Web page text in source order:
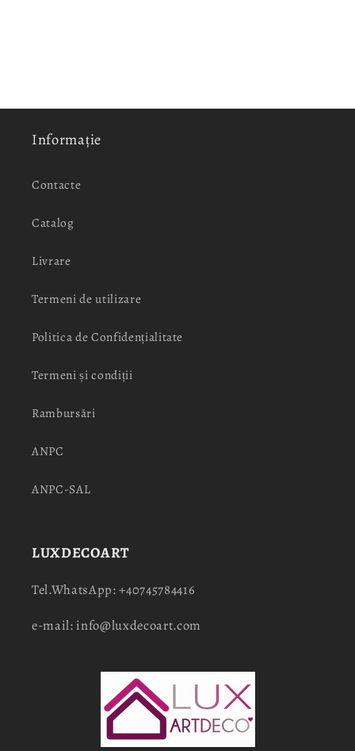
Informație
Contacte
Catalog
Livrare
Termeni de utilizare
Politica de Confidențialitate
Termeni și condiții
Rambursări
ANPC
ANPC-SAL
LUXDECOART
Tel.WhatsApp: +40745784416
e-mail: info@luxdecoart.com